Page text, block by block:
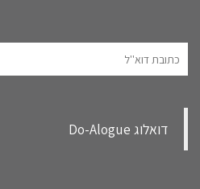
‏דואלוג Do-Alogue‏